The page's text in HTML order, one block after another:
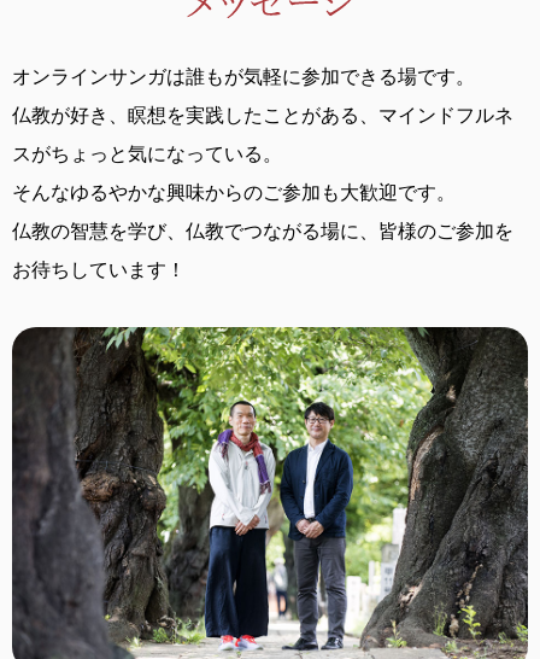
オンラインサンガは誰もが気軽に参加できる場です。
仏教が好き、瞑想を実践したことがある、 マインドフルネ
スがちょっと気になっている。
そんなゆるやかな興味からのご参加も大歓迎です。
仏教の智慧を学び、仏教でつながる場に、 皆様のご参加を
お待ちしています！